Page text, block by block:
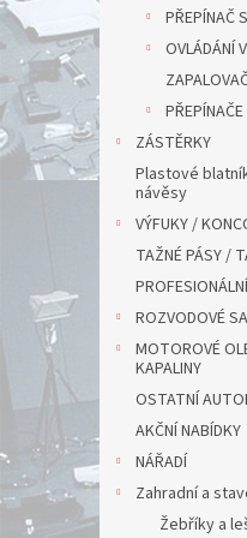
PŘEPÍNAČ
OVLÁDÁNÍ
ZÁSTĚRKY
Plastové
návěsy
VÝFUKY /
TAŽNÉ PÁSY /
ROZVODOVÉ
MOTOROVÉ
KAPALINY
OSTATNÍ
AKČNÍ NABÍDKY
NÁŘADÍ
Zahradní a
Žebříky a